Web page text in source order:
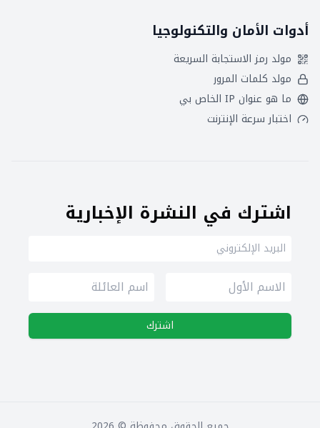
أدوات الأمان والتكنولوجيا
مولد رمز الاستجابة السريعة
مولد كلمات المرور
ما هو عنوان IP الخاص بي
اختبار سرعة الإنترنت
اشترك في النشرة الإخبارية
اشترك